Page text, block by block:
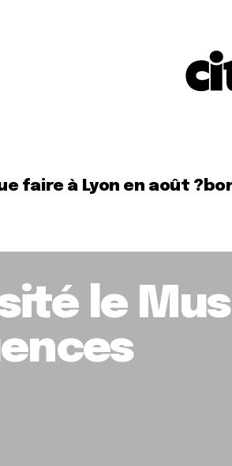
faire à Lyon en août ?
le